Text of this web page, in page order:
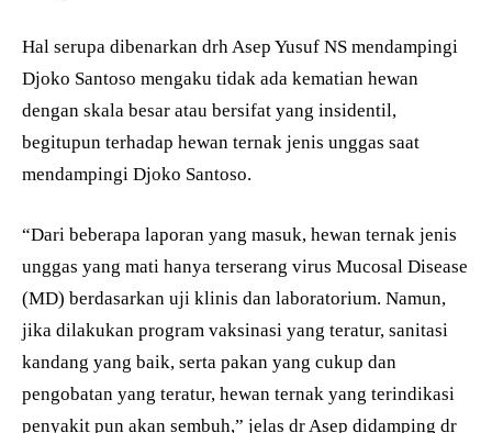
Hal serupa dibenarkan drh Asep Yusuf NS mendampingi
Djoko Santoso mengaku tidak ada kematian hewan
dengan skala besar atau bersifat yang insidentil,
begitupun terhadap hewan ternak jenis unggas saat
mendampingi Djoko Santoso.
“Dari beberapa laporan yang masuk, hewan ternak jenis
unggas yang mati hanya terserang virus Mucosal Disease
(MD) berdasarkan uji klinis dan laboratorium. Namun,
jika dilakukan program vaksinasi yang teratur, sanitasi
kandang yang baik, serta pakan yang cukup dan
pengobatan yang teratur, hewan ternak yang terindikasi
penyakit pun akan sembuh,” jelas dr Asep didamping dr